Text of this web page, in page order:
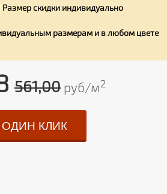
скидки индивидуально
размерам и в любом цвете
561,00 руб/м2
КЛИК